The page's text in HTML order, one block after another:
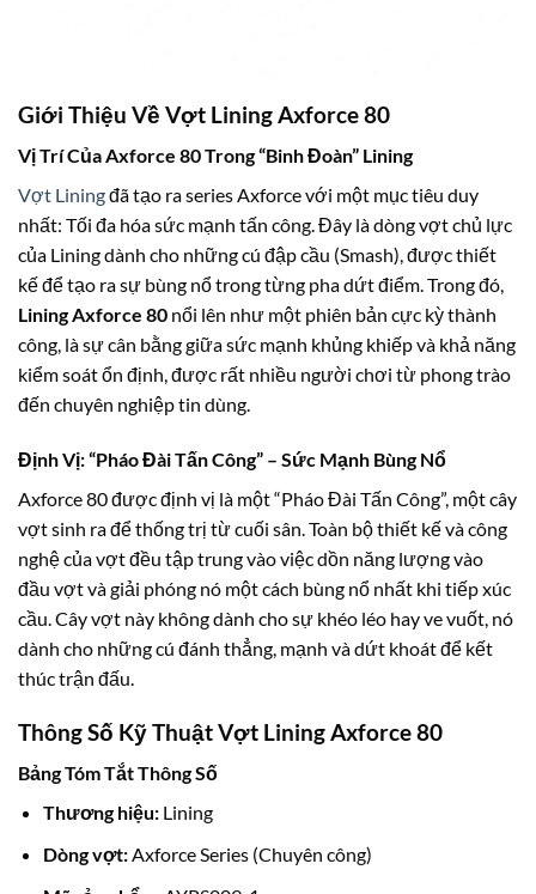
Giới Thiệu Về Vợt Lining Axforce 80
Vị Trí Của Axforce 80 Trong “Binh Đoàn” Lining
Vợt Liningđã tạo ra series Axforce với một mục tiêu duy
nhất: Tối đa hóa sức mạnh tấn công. Đây là dòng vợt chủ lực
của Lining dành cho những cú đập cầu (Smash), được thiết
kế để tạo ra sự bùng nổ trong từng pha dứt điểm. Trong đó,
Lining Axforce 80 nổi lên như một phiên bản cực kỳ thành
công, là sự cân bằng giữa sức mạnh khủng khiếp và khả năng
kiểm soát ổn định, được rất nhiều người chơi từ phong trào
đến chuyên nghiệp tin dùng.
Định Vị: “Pháo Đài Tấn Công” – Sức Mạnh Bùng Nổ
Axforce 80 được định vị là một “Pháo Đài Tấn Công”, một cây
vợt sinh ra để thống trị từ cuối sân. Toàn bộ thiết kế và công
nghệ của vợt đều tập trung vào việc dồn năng lượng vào
đầu vợt và giải phóng nó một cách bùng nổ nhất khi tiếp xúc
cầu. Cây vợt này không dành cho sự khéo léo hay ve vuốt, nó
dành cho những cú đánh thẳng, mạnh và dứt khoát để kết
thúc trận đấu.
Thông Số Kỹ Thuật Vợt Lining Axforce 80
Bảng Tóm Tắt Thông Số
Thương hiệu:Lining
Dòng vợt:Axforce Series (Chuyên công)